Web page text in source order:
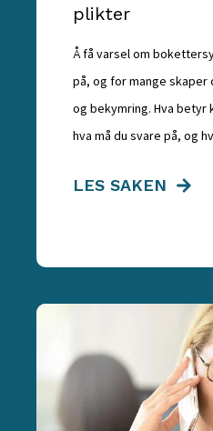
plikter
Å få varsel om
på, og for mange
og bekymring. Hva betyr
hva må du svare på, og
LES SAKEN